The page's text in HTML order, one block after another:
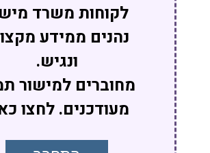
לקוחות משרד
נהנים ממידע
ונגיש.
מחוברים למישור
מעודכנים. לחצו